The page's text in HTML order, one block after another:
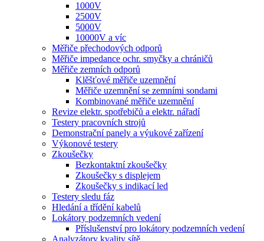
1000V
2500V
5000V
10000V a víc
Měřiče přechodových odporů
Měřiče impedance ochr. smyčky a chráničů
Měřiče zemních odporů
Klěšťové měřiče uzemnění
Měřiče uzemnění se zemními sondami
Kombinované měřiče uzemnění
Revize elektr. spotřebičů a elektr. nářadí
Testery pracovních strojů
Demonstrační panely a výukové zařízení
Výkonové testery
Zkoušečky
Bezkontaktní zkoušečky
Zkoušečky s displejem
Zkoušečky s indikací led
Testery sledu fáz
Hledání a třídění kabelů
Lokátory podzemních vedení
Příslušenství pro lokátory podzemních vedení
Analyzátory kvality sítě